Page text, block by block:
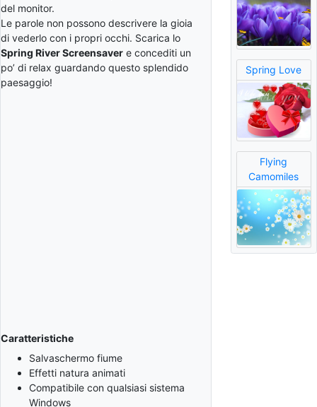
del monitor.
Le parole non possono descrivere la gioia
di vederlo con i propri occhi. Scarica lo
Spring River Screensaver e concediti un
po’ di relax guardando questo splendido
paesaggio!
Caratteristiche
Salvaschermo fiume
Effetti natura animati
Compatibile con qualsiasi sistema
Windows
Spring Love
Flying
Camomiles